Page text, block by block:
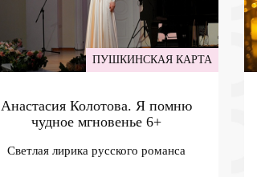
ПУШКИНСКАЯ КАРТА
Анастасия Колотова. Я помню
чудное мгновенье 6+
Светлая лирика русского романса